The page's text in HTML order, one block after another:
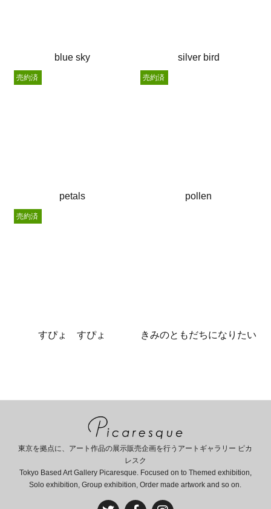
blue sky silver bird
petals
売約済
pollen
売約済
すぴょ すぴょ
売約済
きみのともだちになりたい
東京を拠点に、アート作品の展示販売企画を行うアートギャラリー ピカ
レスク
Tokyo Based Art Gallery Picaresque. Focused on to Themed exhibition,
Solo exhibition, Group exhibition, Order made artwork and so on.